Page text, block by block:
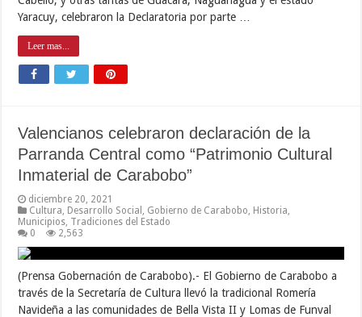
Yaracuy, celebraron la Declaratoria por parte …
Leer mas...
Valencianos celebraron declaración de la
Parranda Central como “Patrimonio Cultural
Inmaterial de Carabobo”
diciembre 20, 2021
Cultura Desarrollo Social Gobierno de Carabobo Historia
Municipios Tradiciones del Estado
0
2,563
(Prensa Gobernación de Carabobo).- El Gobierno de Carabobo a
través de la Secretaría de Cultura llevó la tradicional Romería
Navideña a las comunidades de Bella Vista II y Lomas de Funval